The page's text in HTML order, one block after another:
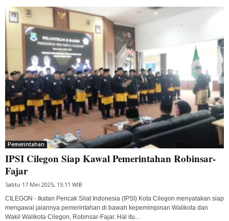
Pemerintahan
IPSI Cilegon Siap Kawal Pemerintahan Robinsar-
Fajar
Sabtu 17 Mei 2025, 15:11 WIB
CILEGON - Ikatan Pencak Silat Indonesia (IPSI) Kota Cilegon menyatakan siap
mengawal jalannya pemerintahan di bawah kepemimpinan Walikota dan
Wakil Walikota Cilegon, Robinsar-Fajar. Hal itu...